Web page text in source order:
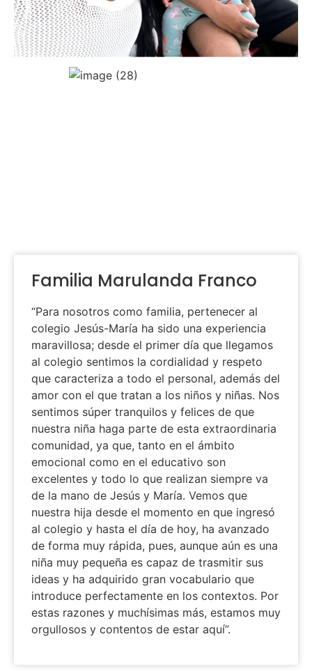
Familia Marulanda Franco
“Para nosotros como familia, pertenecer al
colegio Jesús-María ha sido una experiencia
maravillosa; desde el primer día que llegamos
al colegio sentimos la cordialidad y respeto
que caracteriza a todo el personal, además del
amor con el que tratan a los niños y niñas. Nos
sentimos súper tranquilos y felices de que
nuestra niña haga parte de esta extraordinaria
comunidad, ya que, tanto en el ámbito
emocional como en el educativo son
excelentes y todo lo que realizan siempre va
de la mano de Jesús y María. Vemos que
nuestra hija desde el momento en que ingresó
al colegio y hasta el día de hoy, ha avanzado
de forma muy rápida, pues, aunque aún es una
niña muy pequeña es capaz de trasmitir sus
ideas y ha adquirido gran vocabulario que
introduce perfectamente en los contextos. Por
estas razones y muchísimas más, estamos muy
orgullosos y contentos de estar aquí”.